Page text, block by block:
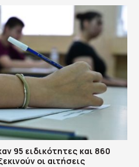
95 ειδικότητες και 860
οι αιτήσεις